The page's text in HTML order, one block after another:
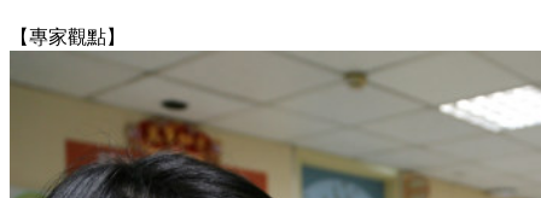
【專家觀點】